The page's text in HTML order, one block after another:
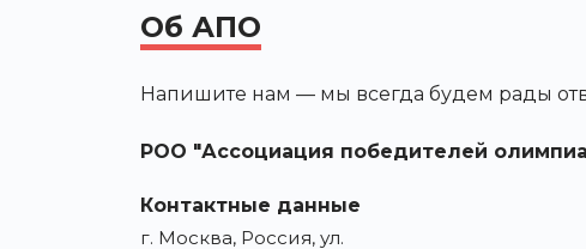
Об АПО
Напишите нам — мы всегда будем рады
РОО "Ассоциация победителей
Контактные данные
г. Москва, Россия, ул.